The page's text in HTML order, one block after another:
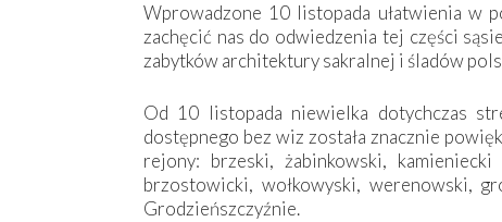
Wprowadzone 10 listopada ułatwienia w
zachęcić nas do odwiedzenia tej części
zabytków architektury sakralnej i śladów
Od 10 listopada niewielka dotychczas
dostępnego bez wiz została znacznie
rejony: brzeski, żabinkowski,
brzostowicki, wołkowyski, werenowski,
Grodzieńszczyźnie.